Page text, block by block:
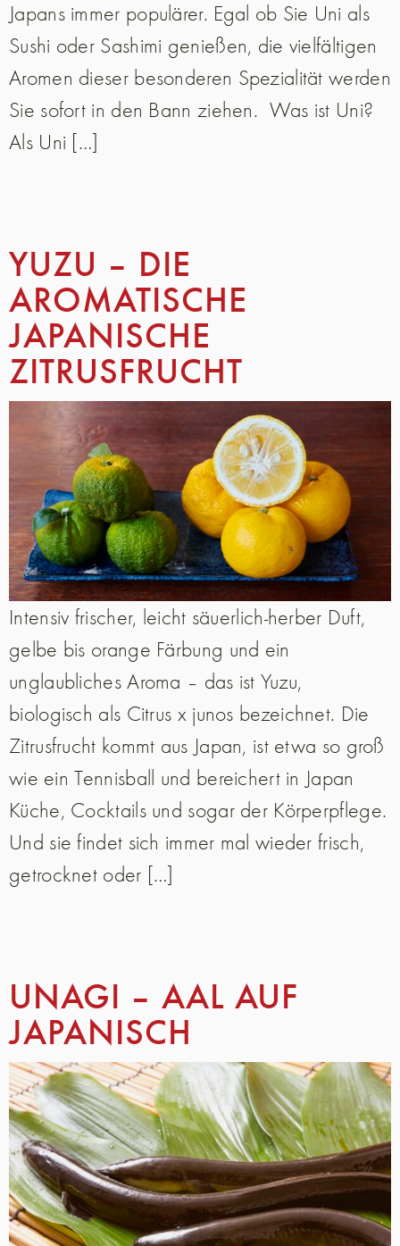
Japans immer populärer. Egal ob Sie Uni als
Sushi oder Sashimi genießen, die vielfältigen
Aromen dieser besonderen Spezialität werden
Sie sofort in den Bann ziehen. Was ist Uni?
Als Uni […]
YUZU – DIE
AROMATISCHE
JAPANISCHE
ZITRUSFRUCHT
Intensiv frischer, leicht säuerlich-herber Duft,
gelbe bis orange Färbung und ein
unglaubliches Aroma – das ist Yuzu,
biologisch als Citrus x junos bezeichnet. Die
Zitrusfrucht kommt aus Japan, ist etwa so groß
wie ein Tennisball und bereichert in Japan
Küche, Cocktails und sogar der Körperpflege.
Und sie findet sich immer mal wieder frisch,
getrocknet oder […]
UNAGI – AAL AUF
JAPANISCH